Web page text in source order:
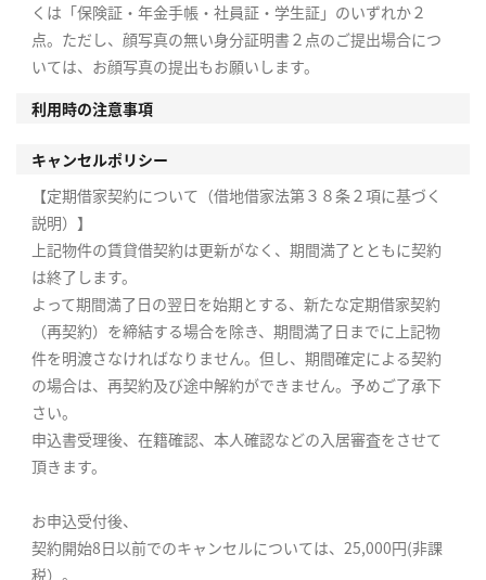
くは「保険証・年金手帳・社員証・学生証」のいずれか２
点。ただし、顔写真の無い身分証明書２点のご提出場合につ
いては、お顔写真の提出もお願いします。
利用時の注意事項
キャンセルポリシー
【定期借家契約について（借地借家法第３８条２項に基づく
説明）】
上記物件の賃貸借契約は更新がなく、期間満了とともに契約
は終了します。
よって期間満了日の翌日を始期とする、新たな定期借家契約
（再契約）を締結する場合を除き、期間満了日までに上記物
件を明渡さなければなりません。但し、期間確定による契約
の場合は、再契約及び途中解約ができません。予めご了承下
さい。
申込書受理後、在籍確認、本人確認などの入居審査をさせて
頂きます。
お申込受付後、
契約開始8日以前でのキャンセルについては、25,000円(非課
税）。